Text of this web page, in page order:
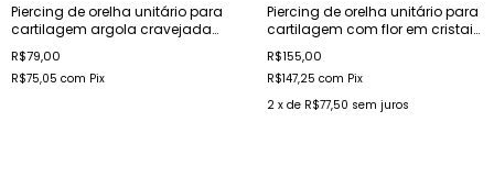
Piercing de orelha unitário para
cartilagem argola cravejada
banhado a ouro
R$79,00
R$75,05 com Pix
Piercing de orelha unitário para
cartilagem com flor em cristais
aço dourado
R$155,00
R$147,25 com Pix
2 x de R$77,50 sem juros